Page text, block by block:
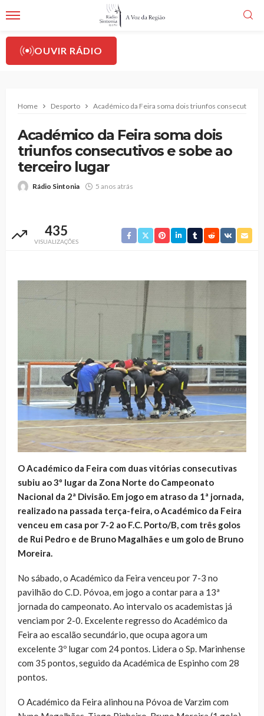
OUVIR RÁDIO
Home Desporto Académico da Feira soma dois triunfos consecutivos
Académico da Feira soma dois
triunfos consecutivos e sobe ao
terceiro lugar
Rádio Sintonia 5 anos atrás
435
VISUALIZAÇÕES
O Académico da Feira com duas vitórias consecutivas
subiu ao 3º lugar da Zona Norte do Campeonato
Nacional da 2ª Divisão. Em jogo em atraso da 1ª jornada,
realizado na passada terça-feira, o Académico da Feira
venceu em casa por 7-2 ao F.C. Porto/B, com três golos
de Rui Pedro e de Bruno Magalhães e um golo de Bruno
Moreira.
No sábado, o Académico da Feira venceu por 7-3 no
pavilhão do C.D. Póvoa, em jogo a contar para a 13ª
jornada do campeonato. Ao intervalo os academistas já
venciam por 2-0. Excelente regresso do Académico da
Feira ao escalão secundário, que ocupa agora um
excelente 3º lugar com 24 pontos. Lidera o Sp. Marinhense
com 35 pontos, seguido da Académica de Espinho com 28
pontos.
O Académico da Feira alinhou na Póvoa de Varzim com